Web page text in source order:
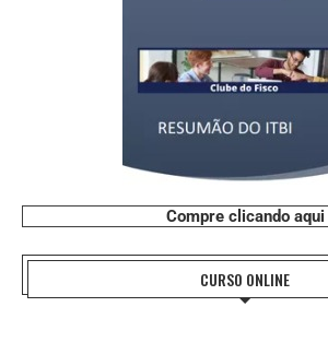
Compre clicando aqui
CURSO ONLINE